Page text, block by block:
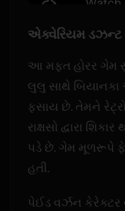
એક્વેરિયમ ડઝન્ટ
આ મફત હોરર ગેમ
લુલુ સાથે
ફસાય છે. તેમને
રાક્ષસો દ્વારા
પડે છે. ગેમ મૂળરૂપે
હતી.
પેઈડ વર્ઝન કેરેક્ટર